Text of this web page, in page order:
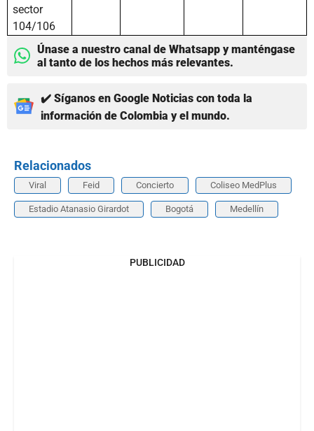
sector
104/106
Únase a nuestro canal de Whatsapp y manténgase
al tanto de los hechos más relevantes.
✔️ Síganos en Google Noticias con toda la
información de Colombia y el mundo.
Relacionados
Viral Feid Concierto Coliseo MedPlus
Estadio Atanasio Girardot Bogotá Medellín
PUBLICIDAD